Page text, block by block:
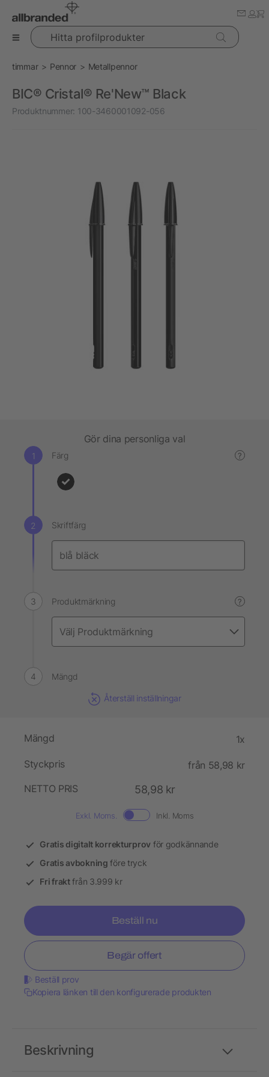
Hitta profilprodukter
timmar Pennor Metallpennor
BIC® Cristal® Re'New™ Black
Produktnummer: 100-3460001092-056
Gör dina personliga val
Färg ?
Skriftfärg
Produktmärkning ?
Mängd
Återställ inställningar
Mängd 1x
Styckpris
från 58,98 kr
NETTO PRIS
58,98 kr
Exkl. Moms. Inkl. Moms
Gratis digitalt korrekturprov för godkännande
Gratis avbokning före tryck
Fri fraktfrån 3.999 kr
Beställ nu
Begär offert
Beställ prov
Kopiera länken till den konfigurerade produkten
Beskrivning